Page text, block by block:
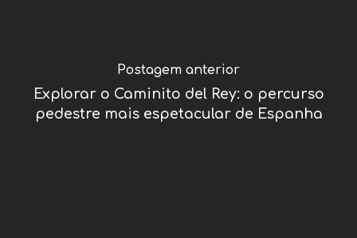
Postagem anterior
Explorar o Caminito del Rey: o percurso
pedestre mais espetacular de Espanha